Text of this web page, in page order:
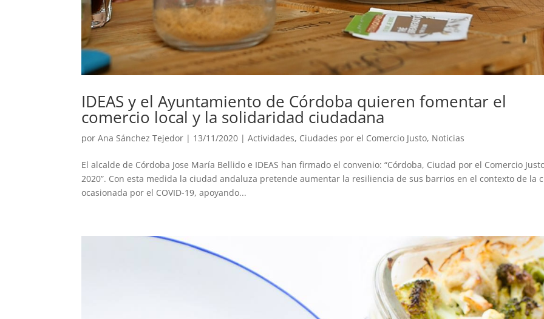
IDEAS y el Ayuntamiento de Córdoba quieren fomentar el
comercio local y la solidaridad ciudadana
porAna Sánchez Tejedor | 13/11/2020 |Actividades, Ciudades por el Comercio Justo, Noticias
El alcalde de Córdoba Jose María Bellido e IDEAS han firmado el convenio: “Córdoba, Ciudad por el Comercio
2020”. Con esta medida la ciudad andaluza pretende aumentar la resiliencia de sus barrios en el contexto de la
ocasionada por el COVID-19, apoyando...